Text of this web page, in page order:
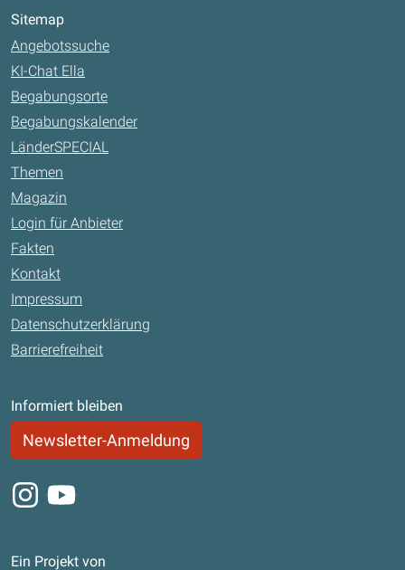
Sitemap
Angebotssuche
KI-Chat Ella
Begabungsorte
Begabungskalender
LänderSPECIAL
Themen
Magazin
Login für Anbieter
Fakten
Kontakt
Impressum
Datenschutzerklärung
Barrierefreiheit
Informiert bleiben
Newsletter-Anmeldung
Instagram
Youtube
Ein Projekt von